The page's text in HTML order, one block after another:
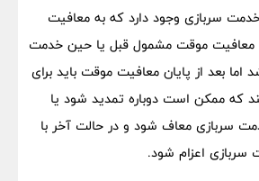
سربازی وجود دارد که به معافیت
معافیت موقت مشمول قبل یا حین خدمت
بعد از پایان معافیت موقت باید برای
که ممکن است دوباره تمدید شود یا
سربازی معاف شود و در حالت آخر با
سربازی اعزام شود.